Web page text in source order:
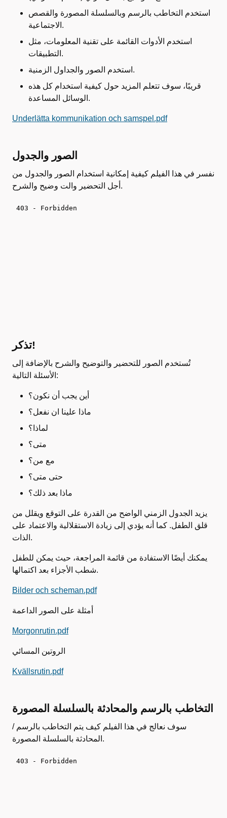
استخدم التخاطب بالرسم وبالسلسلة المصورة والقصص
الاجتماعية.
استخدم الأدوات القائمة على تقنية المعلومات، مثل
التطبيقات.
استخدم الصور والجداول الزمنية.
قريبًا، سوف تتعلم المزيد حول كيفية استخدام كل هذه
الوسائل المساعدة.
Underlätta kommunikation och samspel.pdf
الصور والجدول
نفسر في هذا الفيلم كيفية إمكانية استخدام الصور والجدول من
أجل التحضير والت وضيح والشرح.
تذكر!
تُستخدم الصور للتحضير والتوضيح والشرح بالإضافة إلى
الأسئلة التالية:
أين يجب أن نكون؟
ماذا علينا ان نفعل؟
لماذا؟
متى؟
مع من؟
حتى متى؟
ماذا بعد ذلك؟
يزيد الجدول الزمني الواضح من القدرة على التوقع ويقلل من
قلق الطفل. كما أنه يؤدي إلى زيادة الاستقلالية والاعتماد على
الذات.
يمكنك أيضًا الاستفادة من قائمة المراجعة، حيث يمكن للطفل
شطب الأجزاء بعد اكتمالها.
Bilder och scheman.pdf
أمثلة على الصور الداعمة
Morgonrutin.pdf
الروتين المسائي
Kvällsrutin.pdf
التخاطب بالرسم والمحادثة بالسلسلة المصورة
سوف نعالج في هذا الفيلم كيف يتم التخاطب بالرسم /
المحادثة بالسلسلة المصورة.